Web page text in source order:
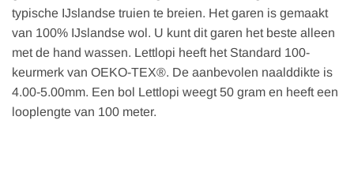
typische IJslandse truien te breien. Het garen is gemaakt
van 100% IJslandse wol. U kunt dit garen het beste alleen
met de hand wassen. Lettlopi heeft het Standard 100-
keurmerk van OEKO-TEX®. De aanbevolen naalddikte is
4.00-5.00mm. Een bol Lettlopi weegt 50 gram en heeft een
looplengte van 100 meter.